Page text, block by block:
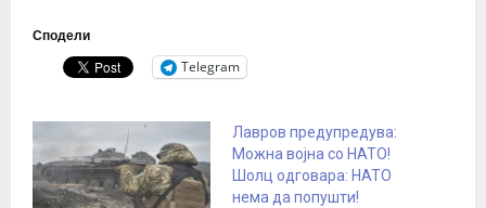
Сподели
Telegram
Лавров предупредува:
Можна војна со НАТО!
Шолц одговара: НАТО
нема да попушти!